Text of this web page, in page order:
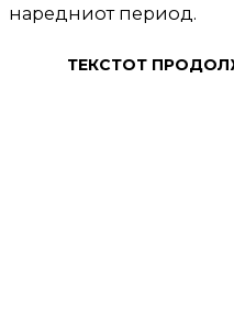
наредниот период.
ТЕКСТОТ